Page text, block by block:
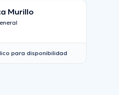
Murillo
para disponibilidad